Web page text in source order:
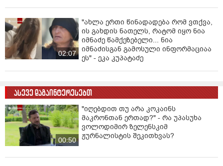
02:07
"ახლა ერთი წინადადება რომ ვთქვა,
ის გახდის ნათელს, რატომ იყო ნია
იმნაძე წამქეზებელი... ნია
იმნაძისგან გამოსული ინფორმაციაა
ეს" - ეკა კუპატაძე
ასევე დაგაინტერესებთ
00:50
"იღებდით თუ არა კოკაინს
მაკრონთან ერთად?" - რა უპასუხა
ვოლოდიმირ ზელენსკიმ
ჟურნალისტის შეკითხვას?